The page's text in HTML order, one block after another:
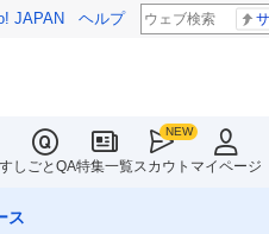
JAPAN ヘルプ
しごとQA特集一覧スカウト マイページ
ス